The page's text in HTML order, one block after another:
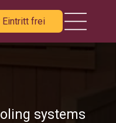
Eintritt frei
systems